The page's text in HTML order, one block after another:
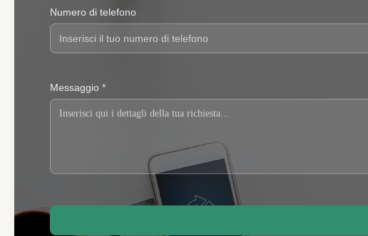
Numero di telefono
Messaggio *